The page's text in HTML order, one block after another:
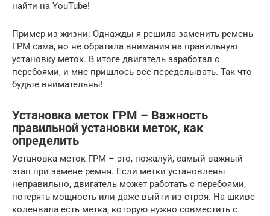
найти на YouTube!
Пример из жизни: Однажды я решила заменить ремень
ГРМ сама, но не обратила внимания на правильную
установку меток. В итоге двигатель заработал с
перебоями, и мне пришлось все переделывать. Так что
будьте внимательны!
Установка меток ГРМ – Важность
правильной установки меток, как
определить
Установка меток ГРМ – это, пожалуй, самый важный
этап при замене ремня. Если метки установлены
неправильно, двигатель может работать с перебоями,
потерять мощность или даже выйти из строя. На шкиве
коленвала есть метка, которую нужно совместить с